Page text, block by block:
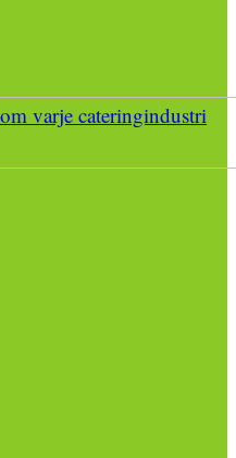
varje cateringindustri